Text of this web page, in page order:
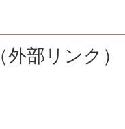
（外部リンク）